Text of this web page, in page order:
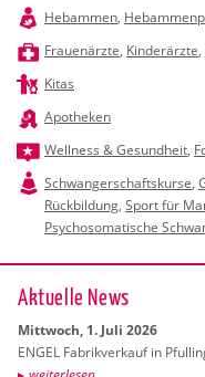
Hebammen,
Frauenärzte, Kinderärzte,
Kitas
Apotheken
Wellness & Gesundheit,
Schwangerschaftskurse,
Rückbildung, Sport für
Psychosomatische
Ak­tu­el­le News
Mitt­woch, 1. Juli 2026
ENGEL Fa­brik­ver­kauf in